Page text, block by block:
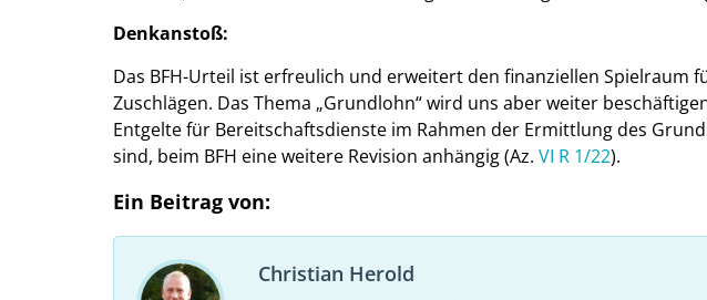
Denkanstoß:
Das BFH-Urteil ist erfreulich und erweitert den finanziellen Spielraum
Zuschlägen. Das Thema „Grundlohn“ wird uns aber weiter
Entgelte für Bereitschaftsdienste im Rahmen der Ermittlung des
sind, beim BFH eine weitere Revision anhängig (Az. VI R 1/22).
Ein Beitrag von:
Christian Herold